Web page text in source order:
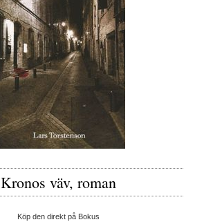
Kronos väv, roman
Köp den direkt på Bokus